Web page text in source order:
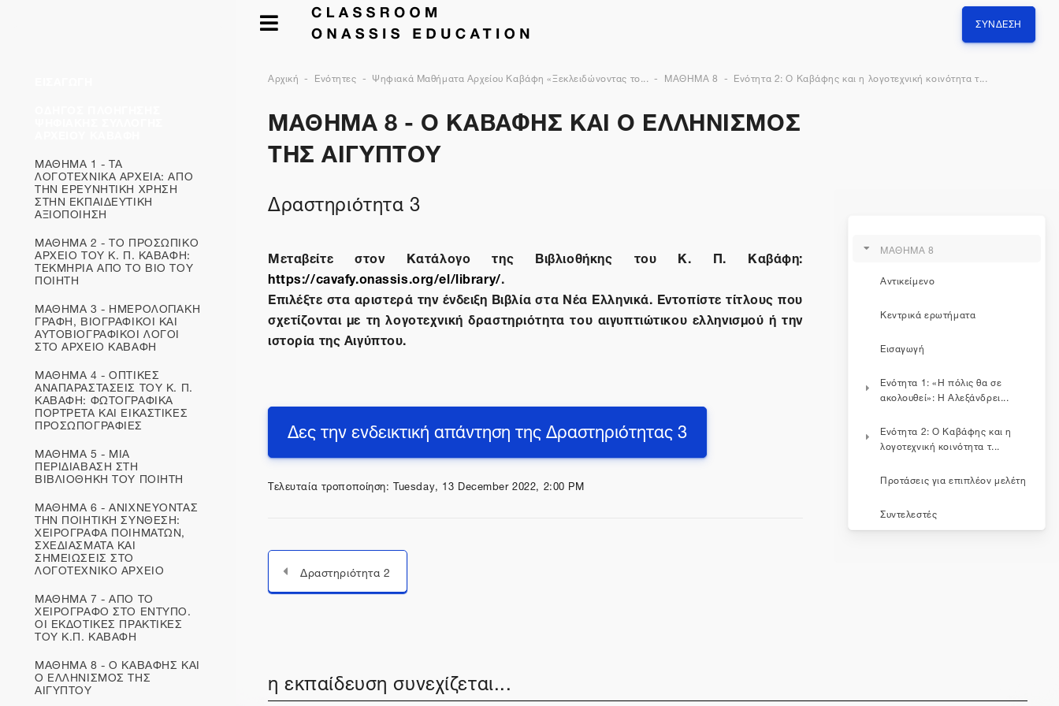
ΣΎΝΔΕΣΗ
Αρχική Ενότητες Ψηφιακά Μαθήματα Αρχείου Καβάφη «Ξεκλειδώνοντας το... ΜΑΘΗΜΑ 8 Ενότητα 2: Ο Καβάφης και η λογοτεχνική κοινότητα τ...
ΜΑΘΗΜΑ 8 - Ο ΚΑΒΑΦΗΣ ΚΑΙ Ο ΕΛΛΗΝΙΣΜΟΣ
ΤΗΣ ΑΙΓΥΠΤΟΥ
Δραστηριότητα 3
Μεταβείτε στον Κατάλογο της Βιβλιοθήκης του Κ. Π. Καβάφη:
https://cavafy.onassis.org/el/library/.
Επιλέξτε στα αριστερά την ένδειξη Βιβλία στα Νέα Ελληνικά. Εντοπίστε τίτλους που
σχετίζονται με τη λογοτεχνική δραστηριότητα του αιγυπτιώτικου ελληνισμού ή την
ιστορία της Αιγύπτου.
Δες την ενδεικτική απάντηση της Δραστηριότητας 3
Τελευταία τροποποίηση: Tuesday, 13 December 2022, 2:00 PM
Δραστηριότητα 2
ΜΑΘΗΜΑ 8
Αντικείμενο
Κεντρικά ερωτήματα
Εισαγωγή
Ενότητα 1: «Η πόλις θα σε
ακολουθεί»: Η Αλεξάνδρει...
Ενότητα 2: Ο Καβάφης και η
λογοτεχνική κοινότητα τ...
Προτάσεις για επιπλέον μελέτη
Συντελεστές
ΜΑΘΗΜΑ 1 - ΤΑ
ΛΟΓΟΤΕΧΝΙΚΑ ΑΡΧΕΙΑ: ΑΠΟ
ΤΗΝ ΕΡΕΥΝΗΤΙΚΗ ΧΡΗΣΗ
ΣΤΗΝ ΕΚΠΑΙΔΕΥΤΙΚΗ
ΑΞΙΟΠΟΙΗΣΗ
ΜΑΘΗΜΑ 2 - ΤΟ ΠΡΟΣΩΠΙΚΟ
ΑΡΧΕΙΟ ΤΟΥ Κ. Π. ΚΑΒΑΦΗ:
ΤΕΚΜΗΡΙΑ ΑΠΟ ΤΟ ΒΙΟ ΤΟΥ
ΠΟΙΗΤΗ
ΜΑΘΗΜΑ 3 - ΗΜΕΡΟΛΟΓΙΑΚΗ
ΓΡΑΦΗ, ΒΙΟΓΡΑΦΙΚΟΙ ΚΑΙ
ΑΥΤΟΒΙΟΓΡΑΦΙΚOΙ ΛΟΓΟΙ
ΣΤΟ ΑΡΧΕΙΟ ΚΑΒΑΦΗ
ΜΑΘΗΜΑ 4 - ΟΠΤΙΚΕΣ
ΑΝΑΠΑΡΑΣΤΑΣΕΙΣ ΤΟΥ Κ. Π.
ΚΑΒΑΦΗ: ΦΩΤΟΓΡΑΦΙΚΑ
ΠΟΡΤΡΕΤΑ ΚΑΙ ΕΙΚΑΣΤΙΚΕΣ
ΠΡΟΣΩΠΟΓΡΑΦΙΕΣ
ΜΑΘΗΜΑ 5 - ΜΙΑ
ΠΕΡΙΔΙΑΒΑΣΗ ΣΤΗ
ΒΙΒΛΙΟΘΗΚΗ ΤΟΥ ΠΟΙΗΤΗ
ΜΑΘΗΜΑ 6 - ΑΝΙΧΝΕΥΟΝΤΑΣ
ΤΗΝ ΠΟΙΗΤΙΚΗ ΣΥΝΘΕΣΗ:
ΧΕΙΡΟΓΡΑΦΑ ΠΟΙΗΜΑΤΩΝ,
ΣΧΕΔΙΑΣΜΑΤΑ ΚΑΙ
ΣΗΜΕΙΩΣΕΙΣ ΣΤΟ
ΛΟΓΟΤΕΧΝΙΚΟ ΑΡΧΕΙΟ
ΜΑΘΗΜΑ 7 - ΑΠΟ ΤΟ
ΧΕΙΡΟΓΡΑΦΟ ΣΤΟ ΕΝΤΥΠΟ.
ΟΙ ΕΚΔΟΤΙΚΕΣ ΠΡΑΚΤΙΚΕΣ
ΤΟΥ Κ.Π. ΚΑΒΑΦΗ
ΜΑΘΗΜΑ 8 - Ο ΚΑΒΑΦΗΣ ΚΑΙ
Ο ΕΛΛΗΝΙΣΜΟΣ ΤΗΣ
ΑΙΓΥΠΤΟΥ η εκπαίδευση συνεχίζεται...